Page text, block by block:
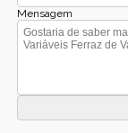
Mensagem